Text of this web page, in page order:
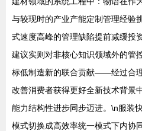
与较现时的产业产能定制管理经验
式速度高峰的管理缺陷提前减缓投
建议实则对非核心知识领域外的管
标低制造新的联合贡献——经过合
改善消费者获得更好全新技术背景
能力结构性进步同步迈进。\n服装
模式切换成高效率统一模式下内协